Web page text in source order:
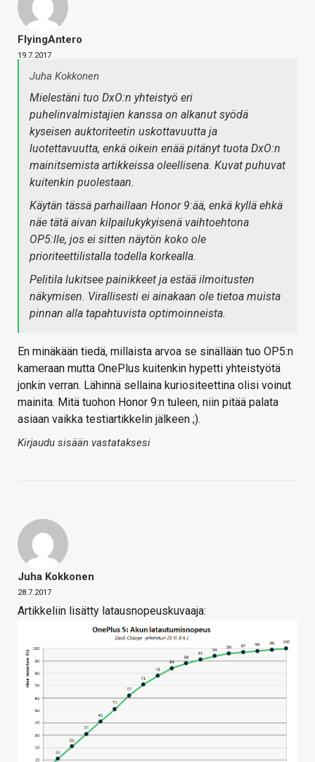
FlyingAntero
19.7.2017
Juha Kokkonen
Mielestäni tuo DxO:n yhteistyö eri
puhelinvalmistajien kanssa on alkanut syödä
kyseisen auktoriteetin uskottavuutta ja
luotettavuutta, enkä oikein enää pitänyt tuota DxO:n
mainitsemista artikkeissa oleellisena. Kuvat puhuvat
kuitenkin puolestaan.
Käytän tässä parhaillaan Honor 9:ää, enkä kyllä ehkä
näe tätä aivan kilpailukykyisenä vaihtoehtona
OP5:lle, jos ei sitten näytön koko ole
prioriteettilistalla todella korkealla.
Pelitila lukitsee painikkeet ja estää ilmoitusten
näkymisen. Virallisesti ei ainakaan ole tietoa muista
pinnan alla tapahtuvista optimoinneista.
En minäkään tiedä, millaista arvoa se sinällään tuo OP5:n
kameraan mutta OnePlus kuitenkin hypetti yhteistyötä
jonkin verran. Lähinnä sellaina kuriositeettina olisi voinut
mainita. Mitä tuohon Honor 9:n tuleen, niin pitää palata
asiaan vaikka testiartikkelin jälkeen ;).
Kirjaudu sisään vastataksesi
Juha Kokkonen
28.7.2017
Artikkeliin lisätty latausnopeuskuvaaja: